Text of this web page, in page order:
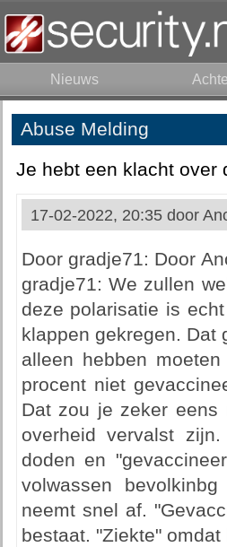
Nieuws
Abuse Melding
Je hebt een klacht over
17-02-2022, 20:35 door
Door gradje71: Door
gradje71: We zullen
deze polarisatie is
klappen gekregen. Dat
alleen hebben
procent niet
Dat zou je zeker
overheid vervalst
doden en
volwassen
neemt snel af.
bestaat. "Ziekte"